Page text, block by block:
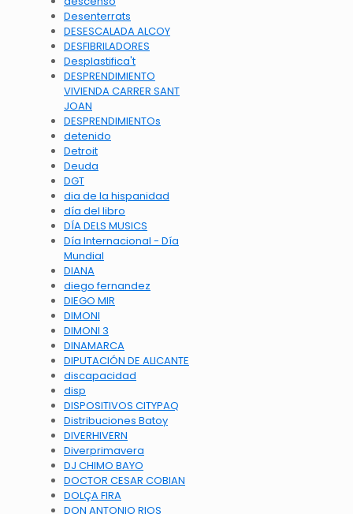
Desenterrats
DESESCALADA ALCOY
DESFIBRILADORES
Desplastifica't
DESPRENDIMIENTO
VIVIENDA CARRER SANT
JOAN
DESPRENDIMIENTOs
detenido
Detroit
Deuda
DGT
dia de la hispanidad
día del libro
DÍA DELS MUSICS
Día Internacional - Día
Mundial
DIANA
diego fernandez
DIEGO MIR
DIMONI
DIMONI 3
DINAMARCA
DIPUTACIÓN DE ALICANTE
discapacidad
disp
DISPOSITIVOS CITYPAQ
Distribuciones Batoy
DIVERHIVERN
Diverprimavera
DJ CHIMO BAYO
DOCTOR CESAR COBIAN
DOLÇA FIRA
DON ANTONIO RIOS